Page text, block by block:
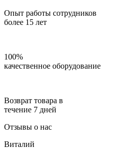
Опыт работы сотрудников
более 15 лет
100%
качественное оборудование
Возврат товара в
течение 7 дней
Отзывы о нас
Виталий